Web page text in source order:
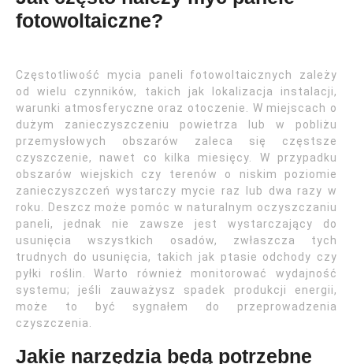
fotowoltaiczne?
Częstotliwość mycia paneli fotowoltaicznych zależy
od wielu czynników, takich jak lokalizacja instalacji,
warunki atmosferyczne oraz otoczenie. W miejscach o
dużym zanieczyszczeniu powietrza lub w pobliżu
przemysłowych obszarów zaleca się częstsze
czyszczenie, nawet co kilka miesięcy. W przypadku
obszarów wiejskich czy terenów o niskim poziomie
zanieczyszczeń wystarczy mycie raz lub dwa razy w
roku. Deszcz może pomóc w naturalnym oczyszczaniu
paneli, jednak nie zawsze jest wystarczający do
usunięcia wszystkich osadów, zwłaszcza tych
trudnych do usunięcia, takich jak ptasie odchody czy
pyłki roślin. Warto również monitorować wydajność
systemu; jeśli zauważysz spadek produkcji energii,
może to być sygnałem do przeprowadzenia
czyszczenia.
Jakie narzędzia będą potrzebne